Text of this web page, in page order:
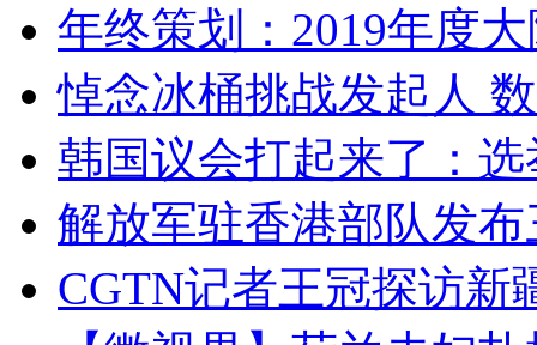
年终策划：2019年度
悼念冰桶挑战发起人
韩国议会打起来了：
解放军驻香港部队发
CGTN记者王冠探访新